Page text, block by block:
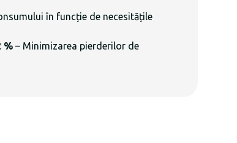
în funcție de necesitățile
% – Minimizarea pierderilor de